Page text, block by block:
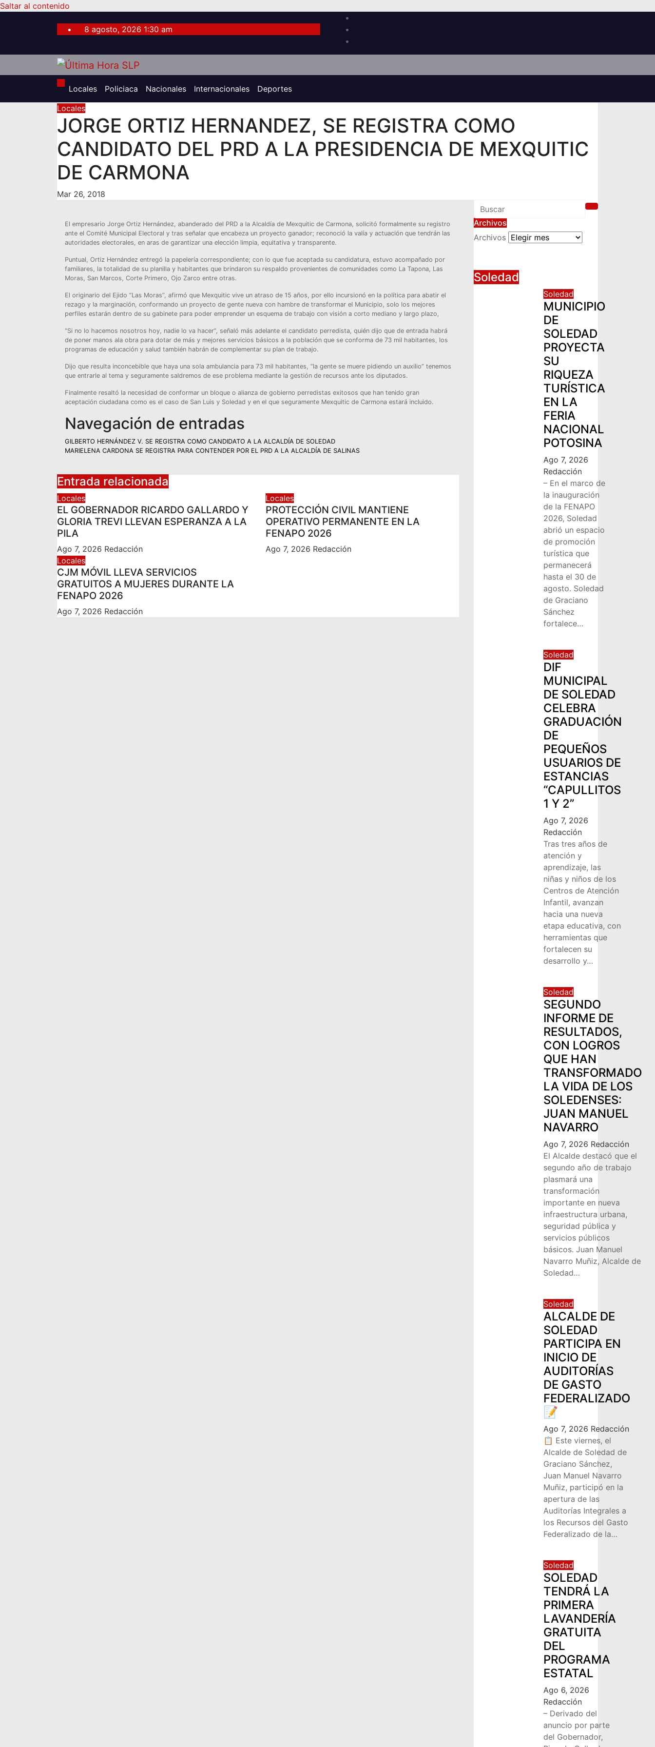
Saltar al contenido
8 agosto, 2026 1:30 am
Locales Policiaca Nacionales Internacionales
Deportes
Locales
JORGE ORTIZ HERNANDEZ, SE REGISTRA COMO
CANDIDATO DEL PRD A LA PRESIDENCIA DE MEXQUITIC
DE CARMONA
Mar 26, 2018
El empresario Jorge Ortiz Hernández, abanderado del PRD a la Alcaldía de Mexquitic de Carmona, solicitó formalmente su registro
ante el Comité Municipal Electoral y tras señalar que encabeza un proyecto ganador; reconoció la valía y actuación que tendrán las
autoridades electorales, en aras de garantizar una elección limpia, equitativa y transparente.
Puntual, Ortiz Hernández entregó la papelería correspondiente; con lo que fue aceptada su candidatura, estuvo acompañado por
familiares, la totalidad de su planilla y habitantes que brindaron su respaldo provenientes de comunidades como La Tapona, Las
Moras, San Marcos, Corte Primero, Ojo Zarco entre otras.
El originario del Ejido “Las Moras”, afirmó que Mexquitic vive un atraso de 15 años, por ello incursionó en la política para abatir el
rezago y la marginación, conformando un proyecto de gente nueva con hambre de transformar el Municipio, solo los mejores
perfiles estarán dentro de su gabinete para poder emprender un esquema de trabajo con visión a corto mediano y largo plazo,
“Si no lo hacemos nosotros hoy, nadie lo va hacer”, señaló más adelante el candidato perredista, quién dijo que de entrada habrá
de poner manos ala obra para dotar de más y mejores servicios básicos a la población que se conforma de 73 mil habitantes, los
programas de educación y salud también habrán de complementar su plan de trabajo.
Dijo que resulta inconcebible que haya una sola ambulancia para 73 mil habitantes, “la gente se muere pidiendo un auxilio” tenemos
que entrarle al tema y seguramente saldremos de ese problema mediante la gestión de recursos ante los diputados.
Finalmente resaltó la necesidad de conformar un bloque o alianza de gobierno perredistas exitosos que han tenido gran
aceptación ciudadana como es el caso de San Luis y Soledad y en el que seguramente Mexquitic de Carmona estará incluido.
Navegación de entradas
GILBERTO HERNÁNDEZ V. SE REGISTRA COMO CANDIDATO A LA ALCALDÍA DE SOLEDAD
MARIELENA CARDONA SE REGISTRA PARA CONTENDER POR EL PRD A LA ALCALDÍA DE SALINAS
Entrada relacionada
Locales
EL GOBERNADOR RICARDO GALLARDO Y
GLORIA TREVI LLEVAN ESPERANZA A LA
PILA
Ago 7, 2026 Redacción
Locales
PROTECCIÓN CIVIL MANTIENE
OPERATIVO PERMANENTE EN LA
FENAPO 2026
Ago 7, 2026 Redacción
Locales
CJM MÓVIL LLEVA SERVICIOS
GRATUITOS A MUJERES DURANTE LA
FENAPO 2026
Ago 7, 2026 Redacción
Archivos
Archivos
Soledad
Soledad
MUNICIPIO
DE
SOLEDAD
PROYECTA
SU
RIQUEZA
TURÍSTICA
EN LA
FERIA
NACIONAL
POTOSINA
Ago 7, 2026
Redacción
– En el marco de
la inauguración
de la FENAPO
2026, Soledad
abrió un espacio
de promoción
turística que
permanecerá
hasta el 30 de
agosto. Soledad
de Graciano
Sánchez
fortalece…
Soledad
DIF
MUNICIPAL
DE SOLEDAD
CELEBRA
GRADUACIÓN
DE
PEQUEÑOS
USUARIOS DE
ESTANCIAS
“CAPULLITOS
1 Y 2”
Ago 7, 2026
Redacción
Tras tres años de
atención y
aprendizaje, las
niñas y niños de los
Centros de Atención
Infantil, avanzan
hacia una nueva
etapa educativa, con
herramientas que
fortalecen su
desarrollo y…
Soledad
SEGUNDO
INFORME DE
RESULTADOS,
CON LOGROS
QUE HAN
TRANSFORMADO
LA VIDA DE LOS
SOLEDENSES:
JUAN MANUEL
NAVARRO
Ago 7, 2026 Redacción
El Alcalde destacó que el
segundo año de trabajo
plasmará una
transformación
importante en nueva
infraestructura urbana,
seguridad pública y
servicios públicos
básicos. Juan Manuel
Navarro Muñiz, Alcalde de
Soledad…
Soledad
ALCALDE DE
SOLEDAD
PARTICIPA EN
INICIO DE
AUDITORÍAS
DE GASTO
FEDERALIZADO
📝
Ago 7, 2026 Redacción
📋 Este viernes, el
Alcalde de Soledad de
Graciano Sánchez,
Juan Manuel Navarro
Muñiz, participó en la
apertura de las
Auditorías Integrales a
los Recursos del Gasto
Federalizado de la…
Soledad
SOLEDAD
TENDRÁ LA
PRIMERA
LAVANDERÍA
GRATUITA
DEL
PROGRAMA
ESTATAL
Ago 6, 2026
Redacción
– Derivado del
anuncio por parte
del Gobernador,